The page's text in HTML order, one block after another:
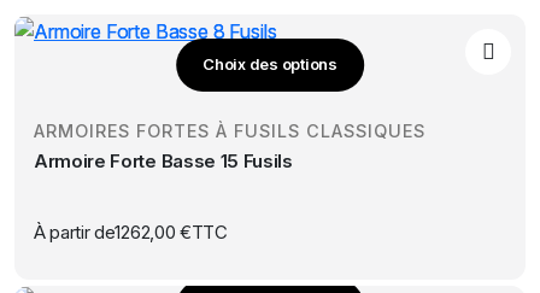
Choix des options
Ce
a
plusieurs
Les
peuvent
ARMOIRES FORTES À FUSILS CLASSIQUES
Armoire Forte Basse 15 Fusils
À partir de1262,00 €TTC